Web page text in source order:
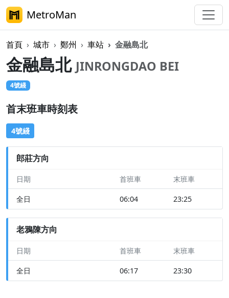
MetroMan
首頁 城市 鄭州 車站 金融島北
金融島北 JINRONGDAO BEI
4號綫
首末班車時刻表
4號綫
郎莊方向
日期 首班車 末班車
全日 06:04 23:25
老鴉陳方向
日期 首班車 末班車
全日 06:17 23:30